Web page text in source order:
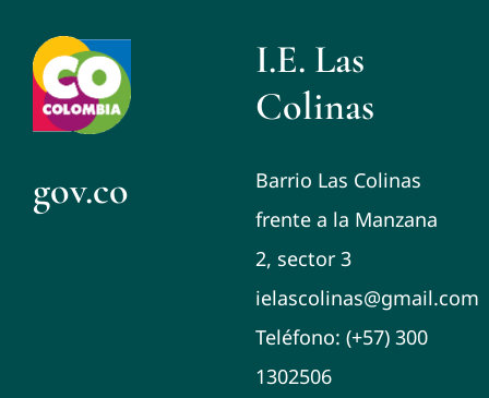
gov.co
I.E. Las
Colinas
Barrio Las Colinas
frente a la Manzana
2, sector 3
ielascolinas@gmail.com
Teléfono: (+57) 300
1302506